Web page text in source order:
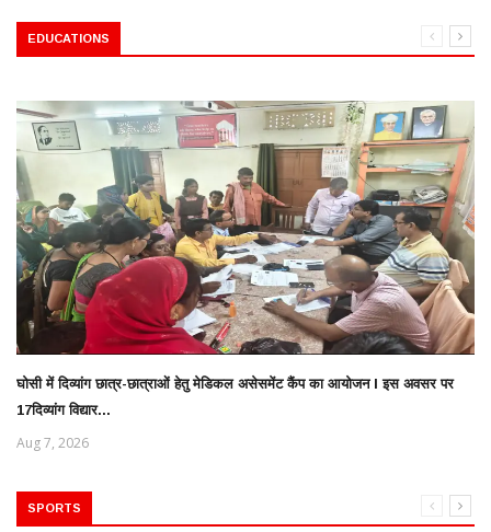
EDUCATIONS
घोसी में दिव्यांग छात्र-छात्राओं हेतु मेडिकल असेसमेंट कैंप का आयोजन l इस अवसर पर
17दिव्यांग विद्यार...
Aug 7, 2026
SPORTS